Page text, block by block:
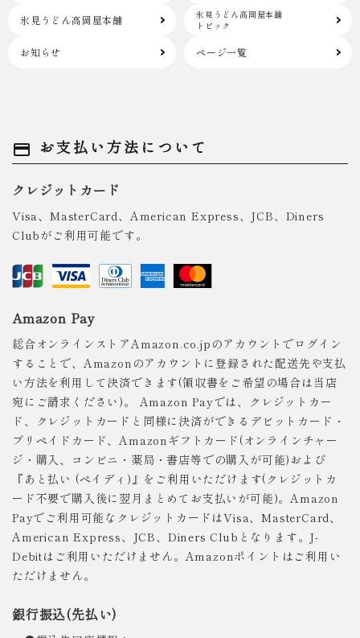
氷見うどん高岡屋本舗
氷見うどん高岡屋本舗
トピック
お知らせ ページ一覧
payment お支払い方法について
クレジットカード
Visa、MasterCard、American Express、JCB、Diners
Clubがご利用可能です。
Amazon Pay
総合オンラインストアAmazon.co.jpのアカウントでログイン
することで、Amazonのアカウントに登録された配送先や支払
い方法を利用して決済できます(領収書をご希望の場合は当店
宛にご請求ください)。 Amazon Payでは、クレジットカー
ド、クレジットカードと同様に決済ができるデビットカード・
プリペイドカード、Amazonギフトカード(オンラインチャー
ジ・購入、コンビニ・薬局・書店等での購入が可能)および
『あと払い (ペイディ)』をご利用いただけます(クレジットカ
ード不要で購入後に翌月まとめてお支払いが可能)。Amazon
Payでご利用可能なクレジットカードはVisa、MasterCard、
American Express、JCB、Diners Clubとなります。J-
Debitはご利用いただけません。Amazonポイントはご利用い
ただけません。
銀行振込(先払い)